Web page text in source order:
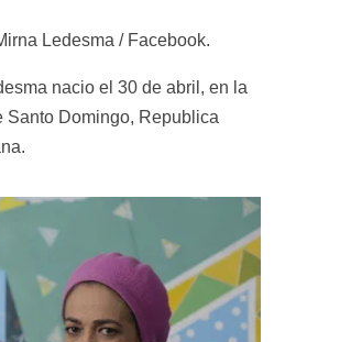
Ledesma / Facebook.
nacio el 30 de abril, en la
Santo Domingo, Republica